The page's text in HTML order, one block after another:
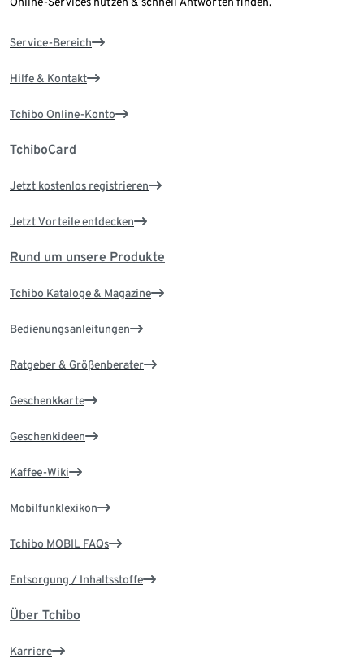
Service-Bereich
Hilfe & Kontakt
Tchibo Online-Konto
TchiboCard
Jetzt kostenlos registrieren
Jetzt Vorteile entdecken
Rund um unsere Produkte
Tchibo Kataloge & Magazine
Bedienungsanleitungen
Ratgeber & Größenberater
Geschenkkarte
Geschenkideen
Kaffee-Wiki
Mobilfunklexikon
Tchibo MOBIL FAQs
Entsorgung / Inhaltsstoffe
Über Tchibo
Karriere